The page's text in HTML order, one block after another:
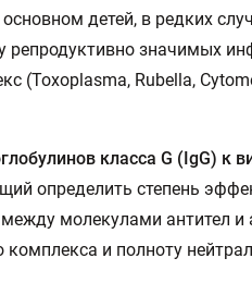
детей, в редких
репродуктивно значимых
(Toxoplasma, Rubella,
класса G (IgG) к
определить степень
молекулами антител и
и полноту